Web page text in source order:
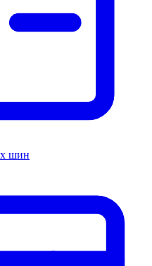
шин